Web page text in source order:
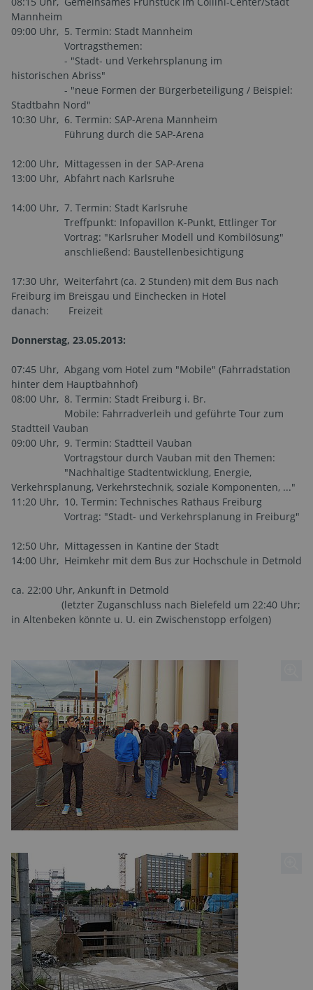
Mannheim
09:00 Uhr, 5. Termin: Stadt Mannheim
Vortragsthemen:
- "Stadt- und Verkehrsplanung im
historischen Abriss"
- "neue Formen der Bürgerbeteiligung / Beispiel:
Stadtbahn Nord"
10:30 Uhr, 6. Termin: SAP-Arena Mannheim
Führung durch die SAP-Arena
12:00 Uhr, Mittagessen in der SAP-Arena
13:00 Uhr, Abfahrt nach Karlsruhe
14:00 Uhr, 7. Termin: Stadt Karlsruhe
Treffpunkt: Infopavillon K-Punkt, Ettlinger Tor
Vortrag: "Karlsruher Modell und Kombilösung"
anschließend: Baustellenbesichtigung
17:30 Uhr, Weiterfahrt (ca. 2 Stunden) mit dem Bus nach
Freiburg im Breisgau und Einchecken in Hotel
danach: Freizeit
Donnerstag, 23.05.2013:
07:45 Uhr, Abgang vom Hotel zum "Mobile" (Fahrradstation
hinter dem Hauptbahnhof)
08:00 Uhr, 8. Termin: Stadt Freiburg i. Br.
Mobile: Fahrradverleih und geführte Tour zum
Stadtteil Vauban
09:00 Uhr, 9. Termin: Stadtteil Vauban
Vortragstour durch Vauban mit den Themen:
"Nachhaltige Stadtentwicklung, Energie,
Verkehrsplanung, Verkehrstechnik, soziale Komponenten, ..."
11:20 Uhr, 10. Termin: Technisches Rathaus Freiburg
Vortrag: "Stadt- und Verkehrsplanung in Freiburg"
12:50 Uhr, Mittagessen in Kantine der Stadt
14:00 Uhr, Heimkehr mit dem Bus zur Hochschule in Detmold
ca. 22:00 Uhr, Ankunft in Detmold
(letzter Zuganschluss nach Bielefeld um 22:40 Uhr;
in Altenbeken könnte u. U. ein Zwischenstopp erfolgen)